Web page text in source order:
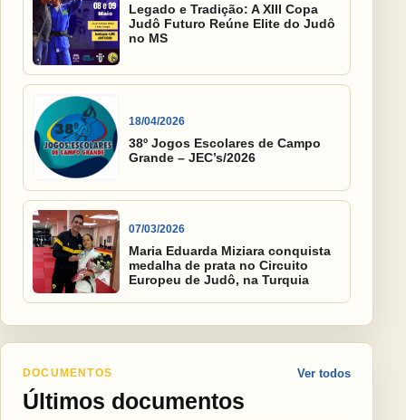
Legado e Tradição: A XIII Copa
Judô Futuro Reúne Elite do Judô
no MS
18/04/2026
38º Jogos Escolares de Campo
Grande – JEC’s/2026
07/03/2026
Maria Eduarda Miziara conquista
medalha de prata no Circuito
Europeu de Judô, na Turquia
DOCUMENTOS
Últimos documentos
Ver todos